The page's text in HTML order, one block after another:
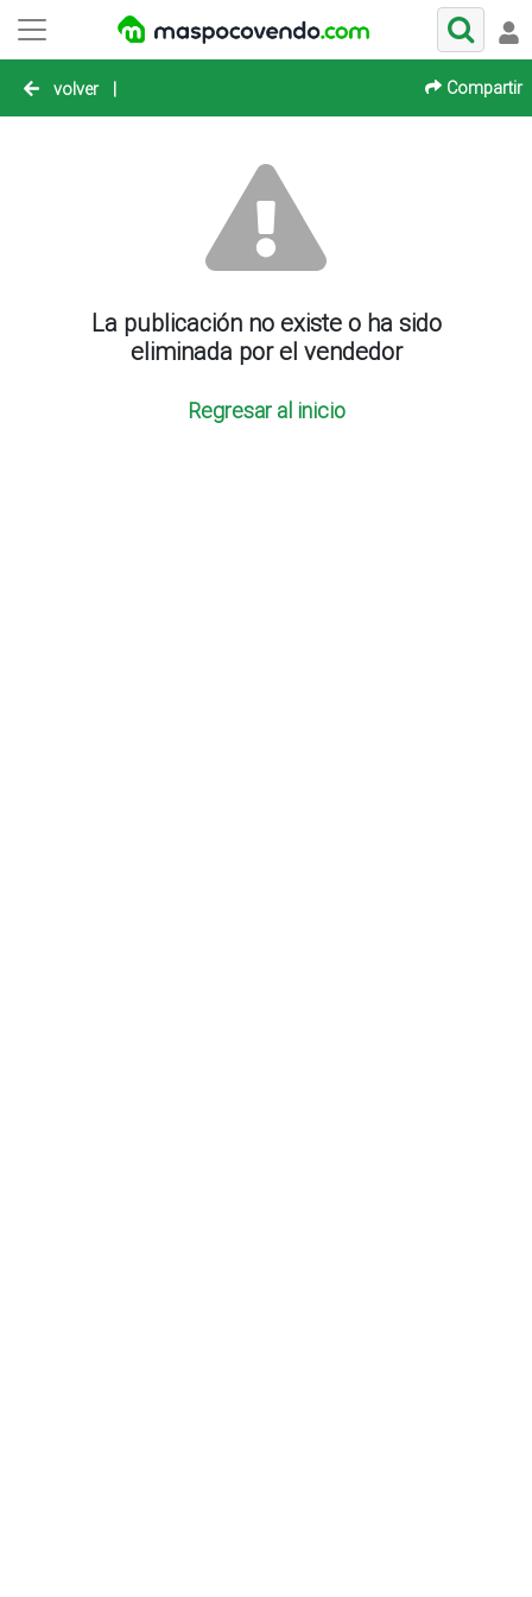
volver | Compartir
La publicación no existe o ha sido
eliminada por el vendedor
Regresar al inicio